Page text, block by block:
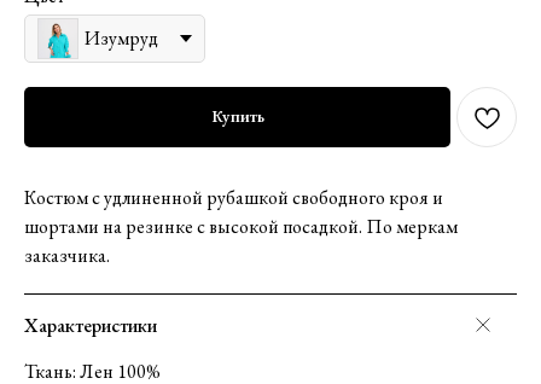
Изумруд
Купить
Костюм с удлиненной рубашкой свободного кроя и
шортами на резинке с высокой посадкой. По меркам
заказчика.
Характеристики
Ткань: Лен 100%